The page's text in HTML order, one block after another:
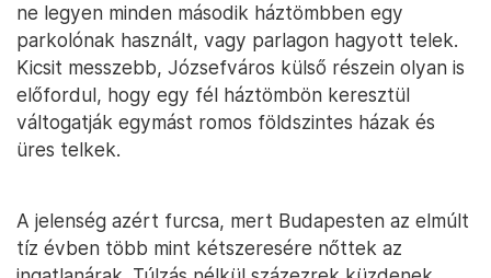
ne legyen minden második háztömbben egy
parkolónak használt, vagy parlagon hagyott telek.
Kicsit messzebb, Józsefváros külső részein olyan is
előfordul, hogy egy fél háztömbön keresztül
váltogatják egymást romos földszintes házak és
üres telkek.
A jelenség azért furcsa, mert Budapesten az elmúlt
tíz évben több mint kétszeresére nőttek az